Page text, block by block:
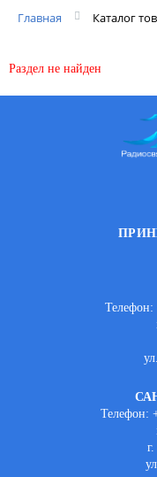
Главная Каталог
Раздел не найден
Телефон:
Телефон: